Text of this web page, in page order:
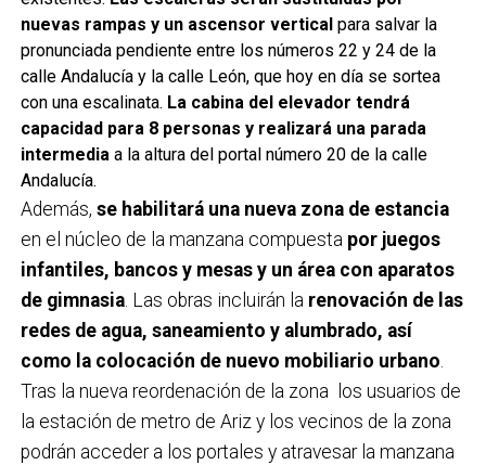
nuevas rampas y un ascensor verticalpara salvar la
pronunciada pendiente entre los números 22 y 24 de la
calle Andalucía y la calle León, que hoy en día se sortea
con una escalinata. La cabina del elevador tendrá
capacidad para 8 personas y realizará una parada
intermediaa la altura del portal número 20 de la calle
Andalucía.
Además, se habilitará una nueva zona de estancia
en el núcleo de la manzana compuesta por juegos
infantiles, bancos y mesas y un área con aparatos
de gimnasia. Las obras incluirán la renovación de las
redes de agua, saneamiento y alumbrado, así
como la colocación de nuevo mobiliario urbano.
Tras la nueva reordenación de la zona los usuarios de
la estación de metro de Ariz y los vecinos de la zona
podrán acceder a los portales y atravesar la manzana